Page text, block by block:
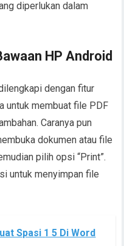
diperlukan dalam
HP Android
dengan fitur
untuk membuat file PDF
Caranya pun
dokumen atau file
pilih opsi “Print”.
untuk menyimpan file
Spasi 1 5 Di Word